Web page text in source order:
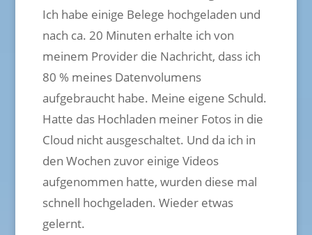
Ich habe einige Belege hochgeladen und
nach ca. 20 Minuten erhalte ich von
meinem Provider die Nachricht, dass ich
80 % meines Datenvolumens
aufgebraucht habe. Meine eigene Schuld.
Hatte das Hochladen meiner Fotos in die
Cloud nicht ausgeschaltet. Und da ich in
den Wochen zuvor einige Videos
aufgenommen hatte, wurden diese mal
schnell hochgeladen. Wieder etwas
gelernt.